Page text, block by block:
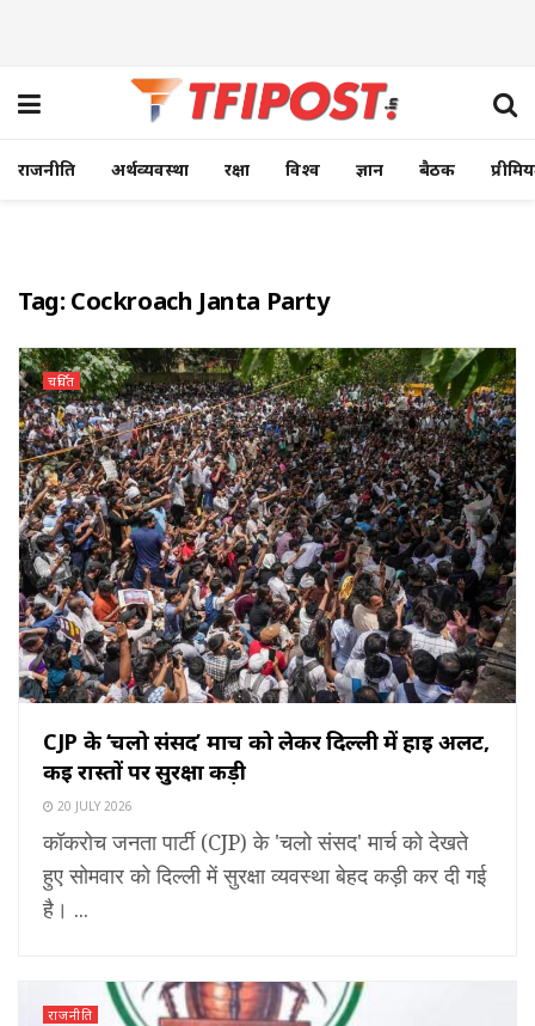
राजनीति अर्थव्यवस्था रक्षा विश्व ज्ञान बैठक
Tag: Cockroach Janta Party
चर्चित
CJP के ‘चलो संसद’ मार्च को लेकर दिल्ली में हाई अलर्ट,
कई रास्तों पर सुरक्षा कड़ी
20 JULY 2026
कॉकरोच जनता पार्टी (CJP) के 'चलो संसद' मार्च को देखते
हुए सोमवार को दिल्ली में सुरक्षा व्यवस्था बेहद कड़ी कर दी गई
है। ...
राजनीति